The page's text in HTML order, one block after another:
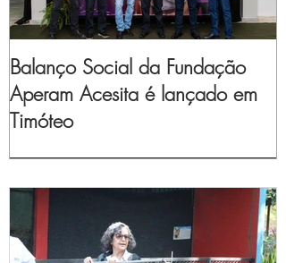
Balanço Social da Fundação
Aperam Acesita é lançado em
Timóteo